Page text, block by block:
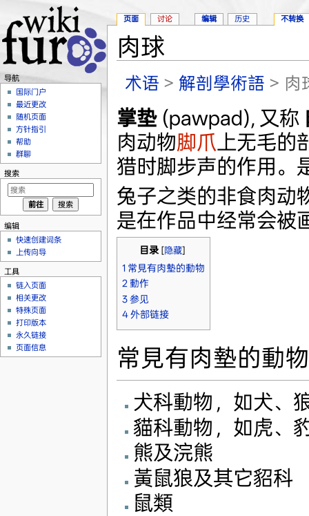
肉球
术语 >解剖學術語 > 肉
掌垫(pawpad), 又称
肉动物脚爪上无毛的
猎时脚步声的作用。
兔子之类的非食肉动
是在作品中经常会被
目录[隐藏]
1 常見有肉墊的動物
2 動作
3 参见
4 外部链接
常見有肉墊的動物
犬科動物，如犬、
貓科動物，如虎、
熊及浣熊
黃鼠狼及其它貂科
鼠類
页面 讨论 编辑 历史 不转换
导航
国际门户
最近更改
随机页面
方针指引
帮助
群聊
搜索
编辑
快速创建词条
上传向导
工具
链入页面
相关更改
特殊页面
打印版本
永久链接
页面信息